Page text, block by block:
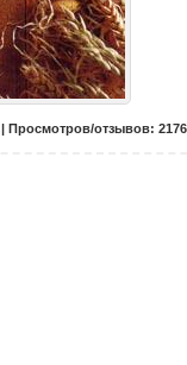
| Просмотров/отзывов: